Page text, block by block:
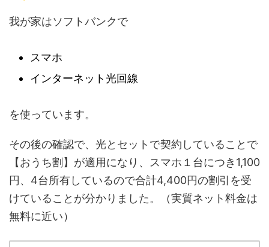
我が家はソフトバンクで
スマホ
インターネット光回線
を使っています。
その後の確認で、光とセットで契約していることで
【おうち割】が適用になり、スマホ１台につき1,100
円、4台所有しているので合計4,400円の割引を受
けていることが分かりました。（実質ネット料金は
無料に近い）